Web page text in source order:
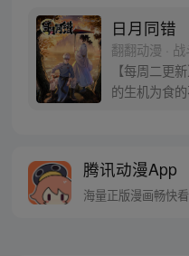
日月同错
翻翻动漫 · 战
【每周二更新】 在这个世界上，有无
的生机为食
者战争中唯一
腾讯动漫App
海量正版漫画畅快看